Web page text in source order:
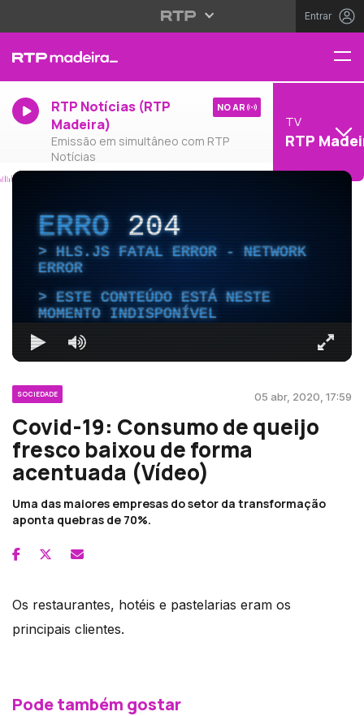
Entrar
RTP Notícias (RTP
Madeira)
Emissão em simultâneo com RTP
Notícias
NO AR
TV
RTP
ERRO204
HLS.JS FATAL ERROR - NETWORK
ERROR
ESTE CONTEÚDO ESTÁ NESTE
MOMENTO INDISPONÍVEL
SOCIEDADE 05 abr, 2020, 17:59
Covid-19: Consumo de queijo
fresco baixou de forma
acentuada (Vídeo)
Uma das maiores empresas do setor da transformação
aponta quebras de 70%.
Os restaurantes, hotéis e pastelarias eram os
principais clientes.
Pode também gostar